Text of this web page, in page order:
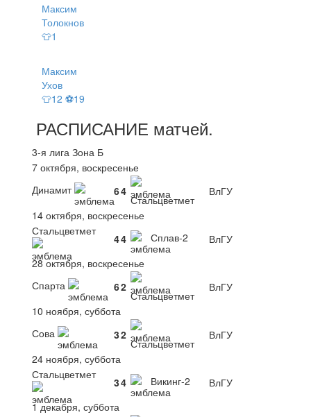
Максим
Толокнов
👕1
Максим
Ухов
👕12 ⚽19
РАСПИСАНИЕ матчей.
3-я лига Зона Б
7 октября, воскресенье
Динамит
64
Стальцветмет
ВлГУ
14 октября, воскресенье
Стальцветмет
44 Сплав-2
ВлГУ
28 октября, воскресенье
Спарта
62
Стальцветмет
ВлГУ
10 ноября, суббота
Сова
32
Стальцветмет
ВлГУ
24 ноября, суббота
Стальцветмет
34 Викинг-2
ВлГУ
1 декабря, суббота